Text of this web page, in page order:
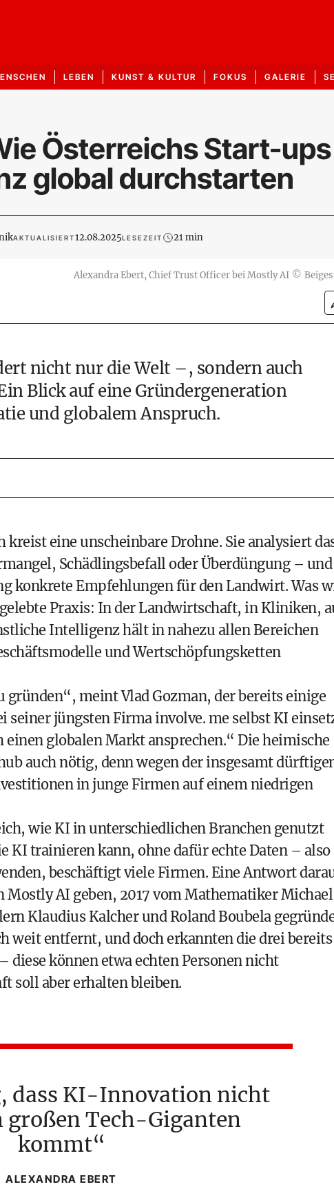
LEBEN KUNST & KULTUR FOKUS GALERIE
Österreichs Start-
global durchstarten
AKTUALISIERT12.08.2025LESEZEIT 21 min
Alexandra Ebert, Chief Trust Officer bei Mostly AI ©
nicht nur die Welt –, sondern auch
Blick auf eine Gründergeneration
und globalem Anspruch.
eine unscheinbare Drohne. Sie analysiert
Schädlingsbefall oder Überdüngung – und
konkrete Empfehlungen für den Landwirt. Was
Praxis: In der Landwirtschaft, in Kliniken,
Intelligenz hält in nahezu allen Bereichen
und Wertschöpfungsketten
gründen“, meint Vlad Gozman, der bereits einige
seiner jüngsten Firma involve. me selbst KI
globalen Markt ansprechen.“ Die heimische
auch nötig, denn wegen der insgesamt
in junge Firmen auf einem niedrigen
wie KI in unterschiedlichen Branchen genutzt
KI trainieren kann, ohne dafür echte Daten – also
beschäftigt viele Firmen. Eine Antwort
AI geben, 2017 vom Mathematiker Michael
Klaudius Kalcher und Roland Boubela
weit entfernt, und doch erkannten die drei bereits
diese können etwa echten Personen nicht
soll aber erhalten bleiben.
dass KI-Innovation nicht
großen Tech-Giganten
kommt
ALEXANDRA EBERT